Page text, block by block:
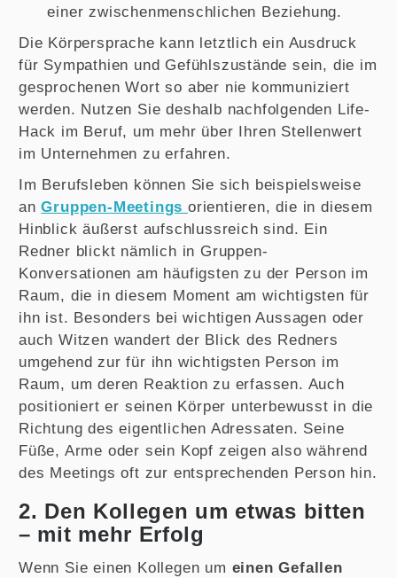
einer zwischenmenschlichen Beziehung.
Die Körpersprache kann letztlich ein Ausdruck
für Sympathien und Gefühlszustände sein, die im
gesprochenen Wort so aber nie kommuniziert
werden. Nutzen Sie deshalb nachfolgenden Life-
Hack im Beruf, um mehr über Ihren Stellenwert
im Unternehmen zu erfahren.
Im Berufsleben können Sie sich beispielsweise
anGruppen-Meetingsorientieren, die in diesem
Hinblick äußerst aufschlussreich sind. Ein
Redner blickt nämlich in Gruppen-
Konversationen am häufigsten zu der Person im
Raum, die in diesem Moment am wichtigsten für
ihn ist. Besonders bei wichtigen Aussagen oder
auch Witzen wandert der Blick des Redners
umgehend zur für ihn wichtigsten Person im
Raum, um deren Reaktion zu erfassen. Auch
positioniert er seinen Körper unterbewusst in die
Richtung des eigentlichen Adressaten. Seine
Füße, Arme oder sein Kopf zeigen also während
des Meetings oft zur entsprechenden Person hin.
2. Den Kollegen um etwas bitten
– mit mehr Erfolg
Wenn Sie einen Kollegen um einen Gefallen